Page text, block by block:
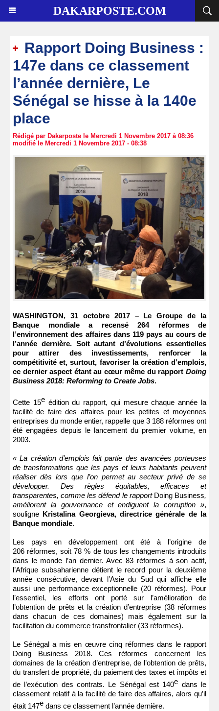
DAKARPOSTE.COM
Rapport Doing Business :
147e dans ce classement
l’année dernière, Le
Sénégal se hisse à la 140e
place
Rédigé par Dakarposte le Mercredi 1 Novembre 2017 à 08:36
modifié le Mercredi 1 Novembre 2017 - 08:38
WASHINGTON, 31 octobre 2017 – Le Groupe de la
Banque mondiale a recensé 264 réformes de
l’environnement des affaires dans 119 pays au cours de
l’année dernière. Soit autant d’évolutions essentielles
pour attirer des investissements, renforcer la
compétitivité et, surtout, favoriser la création d’emplois,
ce dernier aspect étant au cœur même du rapport Doing
Business 2018: Reforming to Create Jobs.
Cette 15eédition du rapport, qui mesure chaque année la
facilité de faire des affaires pour les petites et moyennes
entreprises du monde entier, rappelle que 3 188 réformes ont
été engagées depuis le lancement du premier volume, en
2003.
« La création d’emplois fait partie des avancées porteuses
de transformations que les pays et leurs habitants peuvent
réaliser dès lors que l’on permet au secteur privé de se
développer. Des règles équitables, efficaces et
transparentes, comme les défend le rapport Doing Business,
améliorent la gouvernance et endiguent la corruption »,
souligne Kristalina Georgieva, directrice générale de la
Banque mondiale.
Les pays en développement ont été à l’origine de
206 réformes, soit 78 % de tous les changements introduits
dans le monde l’an dernier. Avec 83 réformes à son actif,
l’Afrique subsaharienne détient le record pour la deuxième
année consécutive, devant l’Asie du Sud qui affiche elle
aussi une performance exceptionnelle (20 réformes). Pour
l’essentiel, les efforts ont porté sur l’amélioration de
l’obtention de prêts et la création d’entreprise (38 réformes
dans chacun de ces domaines) mais également sur la
facilitation du commerce transfrontalier (33 réformes).
Le Sénégal a mis en œuvre cinq réformes dans le rapport
Doing Business 2018. Ces réformes concernent les
domaines de la création d’entreprise, de l’obtention de prêts,
du transfert de propriété, du paiement des taxes et impôts et
de l’exécution des contrats. Le Sénégal est 140e dans le
classement relatif à la facilité de faire des affaires, alors qu’il
était 147e dans ce classement l’année dernière.